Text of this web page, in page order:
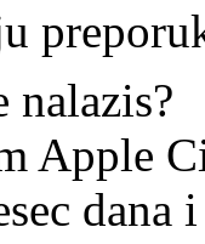
nalazis?
Apple
dana